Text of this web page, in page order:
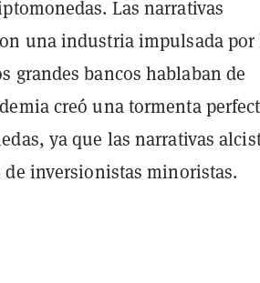
Las narrativas
una industria impulsada por
grandes bancos hablaban de
creó una tormenta
ya que las narrativas
inversionistas minoristas.